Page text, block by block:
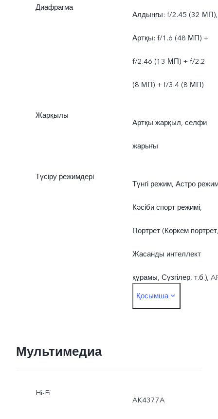
Диафрагма
Алдыңғы: f/2.45 (32 МП),
Артқы: f/1.6 (48 МП) +
f/2.46 (13 МП) + f/2.2
(8 МП) + f/3.4 (8 МП)
Жарқылы
Артқы жарқыл, селфи
жарығы
Түсіру режимдері
Түнгі режим, Астро
Кәсіби спорт режимі,
Портрет (Көркем
Жасанды интеллект
құрамы, Сүзгілер, т.б.),
стикерлері, Баяу
Қосымша
Мультимедиа
Hi-Fi
AK4377A